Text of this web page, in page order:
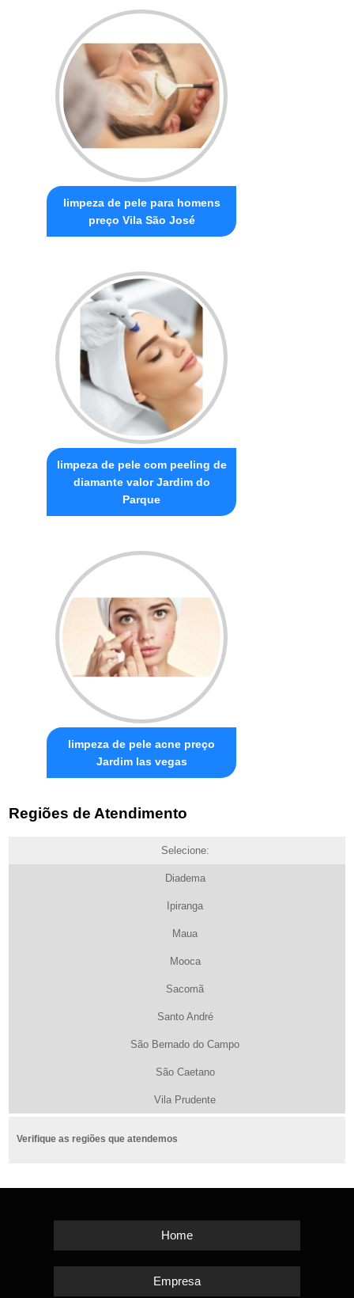
limpeza de pele para homens
preço Vila São José
limpeza de pele com peeling de
diamante valor Jardim do
Parque
limpeza de pele acne preço
Jardim las vegas
Regiões de Atendimento
Selecione:
Diadema
Ipiranga
Maua
Mooca
Sacomã
Santo André
São Bernado do Campo
São Caetano
Vila Prudente
Verifique as regiões que atendemos
Home
Empresa